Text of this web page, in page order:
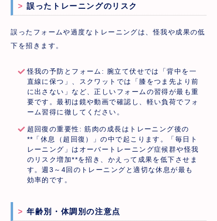
誤ったトレーニングのリスク
誤ったフォームや過度なトレーニングは、怪我や成果の低
下を招きます。
怪我の予防とフォーム: 腕立て伏せでは「背中を一
直線に保つ」、スクワットでは「膝をつま先より前
に出さない」など、正しいフォームの習得が最も重
要です。最初は鏡や動画で確認し、軽い負荷でフォ
ーム習得に徹してください。
超回復の重要性: 筋肉の成長はトレーニング後の
**「休息（超回復）」の中で起こります。「毎日ト
レーニング」はオーバートレーニング症候群や怪我
のリスク増加**を招き、かえって成果を低下させま
す。週3～4回のトレーニングと適切な休息が最も
効率的です。
年齢別・体調別の注意点